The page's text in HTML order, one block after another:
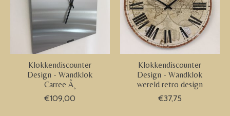
Klokkendiscounter
Design - Wandklok
Carree Â¸
€109,00
Klokkendiscounter
Design - Wandklok
wereld retro design
€37,75